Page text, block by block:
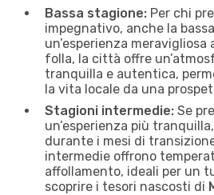
Bassa stagione: Per chi
impegnativo, anche la
un’esperienza meravigliosa
folla, la città offre
tranquilla e autentica,
la vita locale da una
Stagioni intermedie: Se
un’esperienza più
durante i mesi di
intermedie offrono
affollamento, ideali per un
scoprire i tesori nascosti di